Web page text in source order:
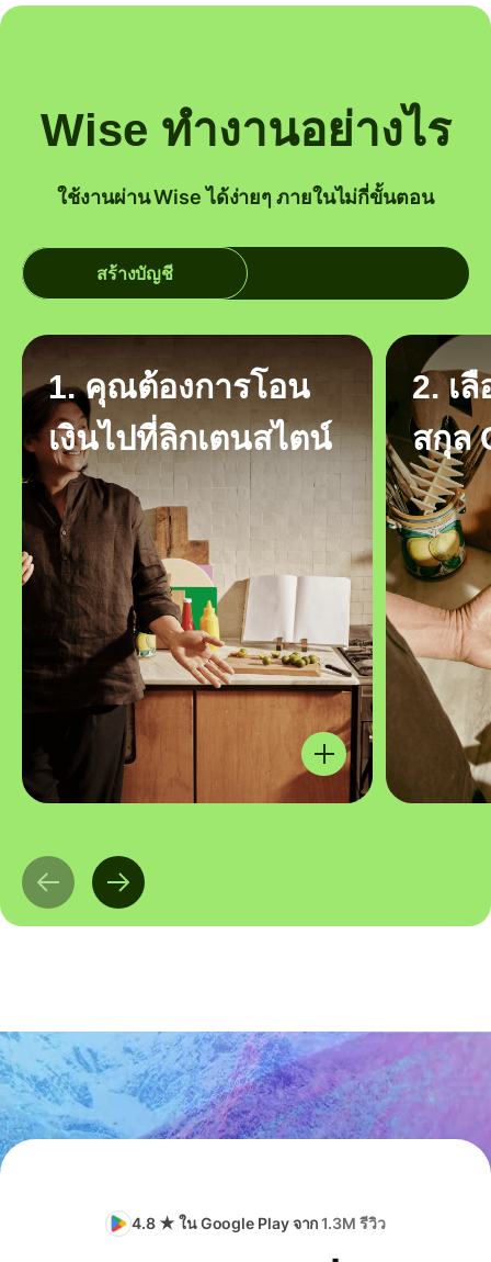
Wise ทำงานอย่างไร
ใช้งานผ่าน Wise ได้ง่ายๆ ภายในไม่กี่ขั้นตอน
สร้างบัญชี
1. คุณต้องการโอน
เงินไปที่ลิกเตนสไตน์
2. เ
สกุล
4.8 ★ ใน Google Play จาก1.3M รีวิว